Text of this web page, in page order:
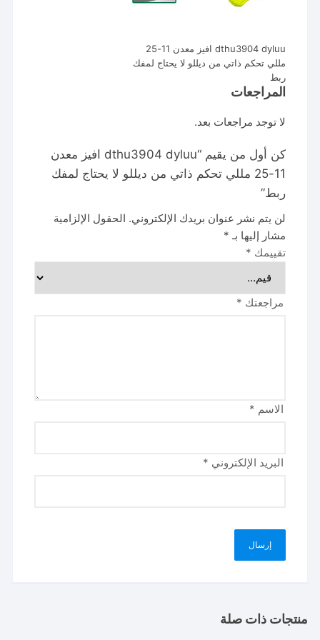
dthu3904 dyluu افيز معدن 11-25
مللي تحكم ذاتي من ديللو لا يحتاج لمفك
ربط
المراجعات
لا توجد مراجعات بعد.
كن أول من يقيم “dthu3904 dyluu افيز معدن
11-25 مللي تحكم ذاتي من ديللو لا يحتاج لمفك
ربط”
لن يتم نشر عنوان بريدك الإلكتروني. الحقول الإلزامية
مشار إليها بـ *
تقييمك *
مراجعتك *
الاسم *
البريد الإلكتروني *
منتجات ذات صلة